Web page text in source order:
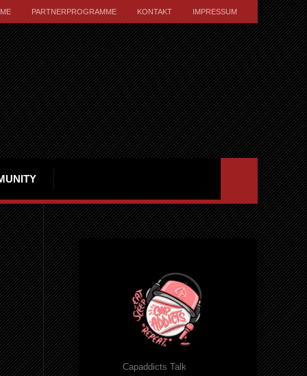
PARTNERPROGRAMME KONTAKT IMPRESSUM
Capaddicts Talk